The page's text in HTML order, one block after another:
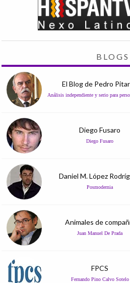
BLOGS
El Blog de Pedro
Análisis independiente y serio para
Diego Fusaro
Diego Fusaro
Daniel M. López
Posmodernia
Animales de
Juan Manuel De Prada
FPCS
Fernando Pino Calvo Sotelo